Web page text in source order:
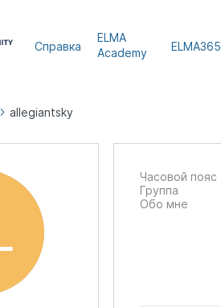
Справка
ELMA
Academy
ELMA365
allegiantsky
Часовой пояс
Группа
Обо мне